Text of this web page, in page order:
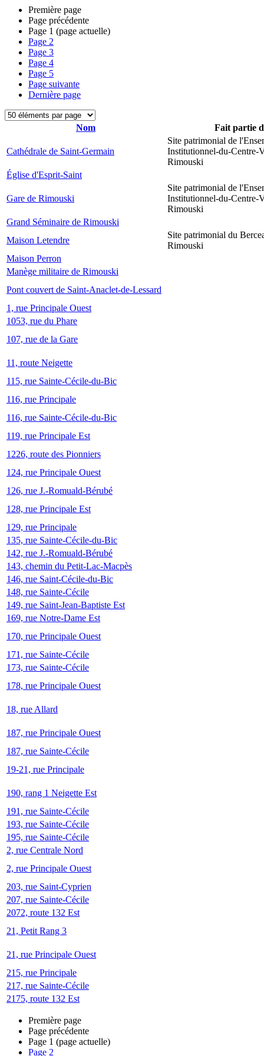
Première page
Page précédente
Page 1 (page actuelle)
Page 2
Page 3
Page 4
Page 5
Page suivante
Dernière page
Nom Fait partie
Cathédrale de Saint-Germain
Site patrimonial de
Institutionnel-du-Centre-
Rimouski
Église d'Esprit-Saint
Gare de Rimouski
Site patrimonial de
Institutionnel-du-Centre-
Rimouski
Grand Séminaire de Rimouski
Maison Letendre
Site patrimonial du
Rimouski
Maison Perron
Manège militaire de Rimouski
Pont couvert de Saint-Anaclet-de-Lessard
1, rue Principale Ouest
1053, rue du Phare
107, rue de la Gare
11, route Neigette
115, rue Sainte-Cécile-du-Bic
116, rue Principale
116, rue Sainte-Cécile-du-Bic
119, rue Principale Est
1226, route des Pionniers
124, rue Principale Ouest
126, rue J.-Romuald-Bérubé
128, rue Principale Est
129, rue Principale
135, rue Sainte-Cécile-du-Bic
142, rue J.-Romuald-Bérubé
143, chemin du Petit-Lac-Macpès
146, rue Saint-Cécile-du-Bic
148, rue Sainte-Cécile
149, rue Saint-Jean-Baptiste Est
169, rue Notre-Dame Est
170, rue Principale Ouest
171, rue Sainte-Cécile
173, rue Sainte-Cécile
178, rue Principale Ouest
18, rue Allard
187, rue Principale Ouest
187, rue Sainte-Cécile
19-21, rue Principale
190, rang 1 Neigette Est
191, rue Sainte-Cécile
193, rue Sainte-Cécile
195, rue Sainte-Cécile
2, rue Centrale Nord
2, rue Principale Ouest
203, rue Saint-Cyprien
207, rue Sainte-Cécile
2072, route 132 Est
21, Petit Rang 3
21, rue Principale Ouest
215, rue Principale
217, rue Sainte-Cécile
2175, route 132 Est
Première page
Page précédente
Page 1 (page actuelle)
Page 2